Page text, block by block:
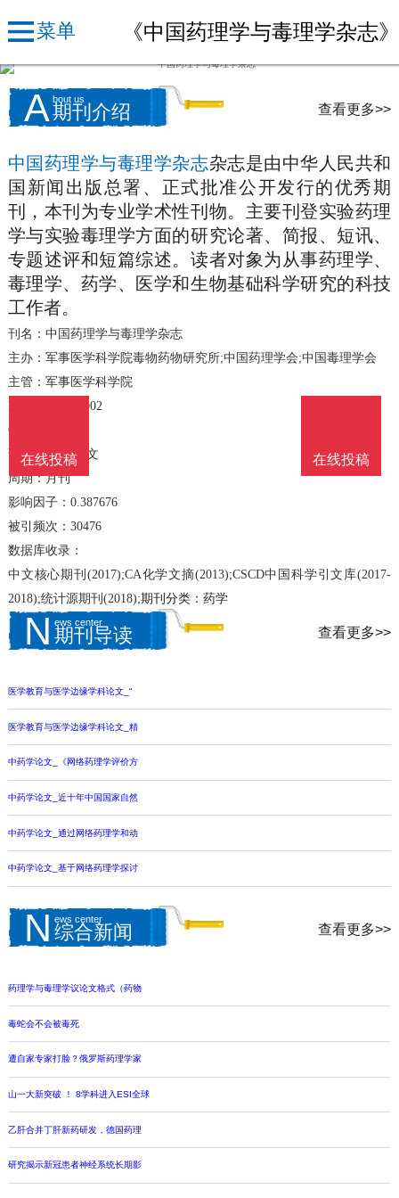
菜单 《中国药理学与毒理学杂志
A bout us
期刊介绍 查看更多>>
中国药理学与毒理学杂志杂志是由中华人民共和
国新闻出版总署、正式批准公开发行的优秀期
刊，本刊为专业学术性刊物。主要刊登实验药理
学与实验毒理学方面的研究论著、简报、短讯、
专题述评和短篇综述。读者对象为从事药理学、
毒理学、药学、医学和生物基础科学研究的科技
工作者。
刊名：中国药理学与毒理学杂志
主办：军事医学科学院毒物药物研究所;中国药理学会;中国毒理学会
主管：军事医学科学院
ISSN：1000-3002
CN：11-1155/R
语言：中文;英文
周期：月刊
影响因子：0.387676
被引频次：30476
数据库收录：
中文核心期刊(2017);CA化学文摘(2013);CSCD中国科学引文库(2017-
2018);统计源期刊(2018);期刊分类：药学
N ews center
期刊导读 查看更多>>
医学教育与医学边缘学科论文_“
医学教育与医学边缘学科论文_精
中药学论文_《网络药理学评价方
中药学论文_近十年中国国家自然
中药学论文_通过网络药理学和动
中药学论文_基于网络药理学探讨
N ews center
综合新闻 查看更多>>
药理学与毒理学议论文格式（药物
毒蛇会不会被毒死
遭自家专家打脸？俄罗斯药理学家
山一大新突破 ！ 8学科进入ESI全球
乙肝合并丁肝新药研发，德国药理
研究揭示新冠患者神经系统长期影
在线投稿
在线投稿